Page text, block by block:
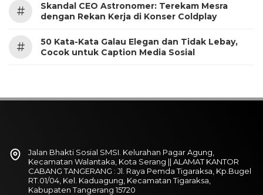
#
Skandal CEO Astronomer: Terekam Mesra
dengan Rekan Kerja di Konser Coldplay
#
50 Kata-Kata Galau Elegan dan Tidak Lebay,
Cocok untuk Caption Media Sosial
Jalan Bhakti Sosial SMSI. Kelurahan Pagar Agung,
Kecamatan Walantaka, Kota Serang || ALAMAT KANTOR
CABANG TANGERANG : Jl. Raya Pemda Tigaraksa, Kp.Bugel
RT.01/04, Kel. Kaduagung, Kecamatan Tigaraksa,
Kabupaten Tangerang 15720